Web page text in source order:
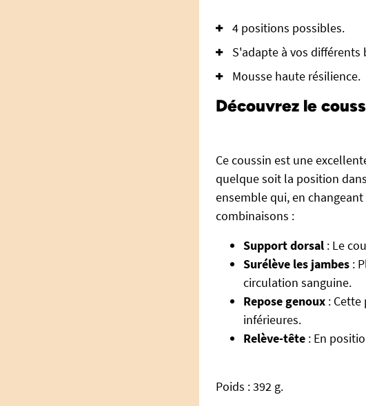
4 positions possibles.
S'adapte à vos
Mousse haute résilience.
Découvrez le
Ce coussin est une
quelque soit la position
ensemble qui, en
combinaisons :
Support dorsal : Le
Surélève les jambes :
circulation sanguine.
Repose genoux :
inférieures.
Relève-tête : En
Poids : 392 g.